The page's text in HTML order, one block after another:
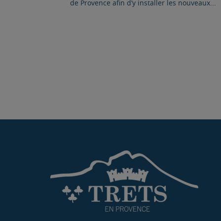
de Provence afin d’y installer les nouveaux...